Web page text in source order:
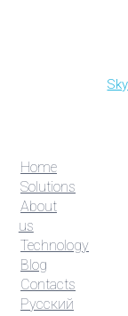
Home
Solutions
About
us
Technology
Blog
Contacts
Русский